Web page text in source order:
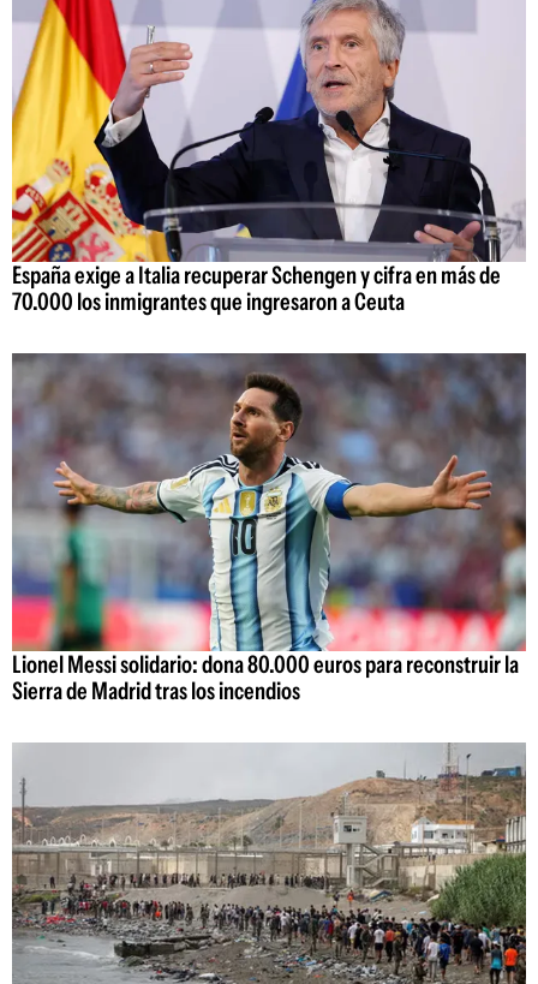
España exige a Italia recuperar Schengen y cifra en más de
70.000 los inmigrantes que ingresaron a Ceuta
Lionel Messi solidario: dona 80.000 euros para reconstruir la
Sierra de Madrid tras los incendios